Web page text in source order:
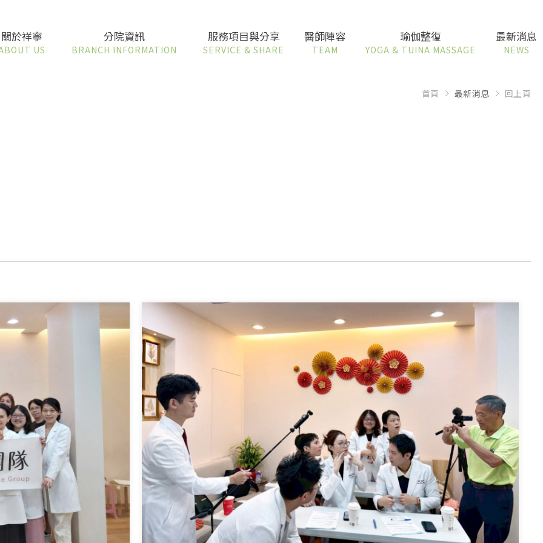
關於祥寧
US
分院資訊
BRANCH INFORMATION
服務項目與分享
SERVICE & SHARE
醫師陣容
TEAM
瑜伽整復
YOGA & TUINA MASSAGE
最新消息
NEWS
首頁 最新消息 回上頁